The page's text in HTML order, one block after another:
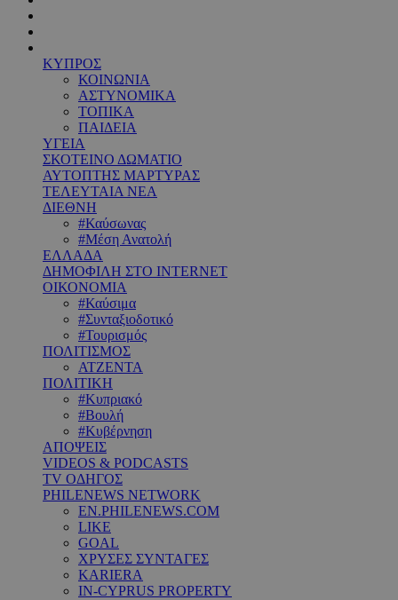
ΚΥΠΡΟΣ
ΚΟΙΝΩΝΙΑ
ΑΣΤΥΝΟΜΙΚΑ
ΤΟΠΙΚΑ
ΠΑΙΔΕΙΑ
ΥΓΕΙΑ
ΣΚΟΤΕΙΝΟ ΔΩΜΑΤΙΟ
ΑΥΤΟΠΤΗΣ ΜΑΡΤΥΡΑΣ
ΤΕΛΕΥΤΑΙΑ ΝΕΑ
ΔΙΕΘΝΗ
#Καύσωνας
#Μέση Ανατολή
ΕΛΛΑΔΑ
ΔΗΜΟΦΙΛΗ ΣΤΟ INTERNET
ΟΙΚΟΝΟΜΙΑ
#Καύσιμα
#Συνταξιοδοτικό
#Τουρισμός
ΠΟΛΙΤΙΣΜΟΣ
ΑΤΖΕΝΤΑ
ΠΟΛΙΤΙΚΗ
#Κυπριακό
#Βουλή
#Κυβέρνηση
ΑΠΟΨΕΙΣ
VIDEOS & PODCASTS
TV ΟΔΗΓΟΣ
PHILENEWS NETWORK
EN.PHILENEWS.COM
LIKE
GOAL
ΧΡΥΣΕΣ ΣΥΝΤΑΓΕΣ
KARIERA
IN-CYPRUS PROPERTY